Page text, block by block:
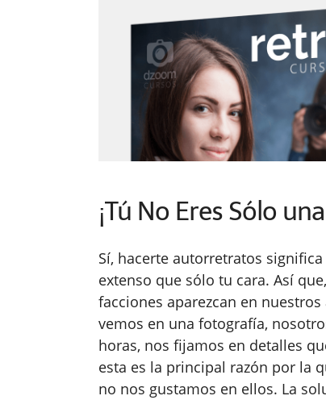
¡Tú No Eres Sólo
Sí, hacerte autorretratos
extenso que sólo tu cara. Así
facciones aparezcan en
vemos en una fotografía,
horas, nos fijamos en detalles
esta es la principal razón por la
no nos gustamos en ellos. La